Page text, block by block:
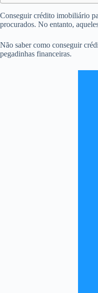
Conseguir crédito imobiliário
procurados. No entanto,
Não saber como conseguir
pegadinhas financeiras.